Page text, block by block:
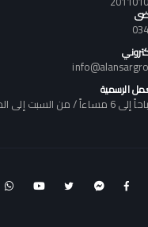
الرسمية